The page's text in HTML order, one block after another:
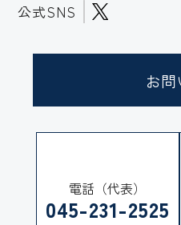
公式SNS
お
電話（代表）
045-231-2525